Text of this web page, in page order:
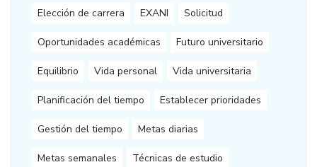
Elección de carrera EXANI Solicitud
Oportunidades académicas Futuro universitario
Equilibrio Vida personal Vida universitaria
Planificación del tiempo Establecer prioridades
Gestión del tiempo Metas diarias
Metas semanales Técnicas de estudio